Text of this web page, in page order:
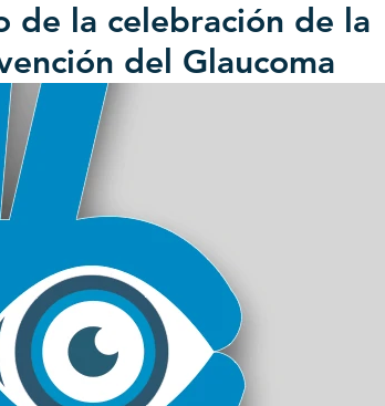
de la celebración de la
del Glaucoma